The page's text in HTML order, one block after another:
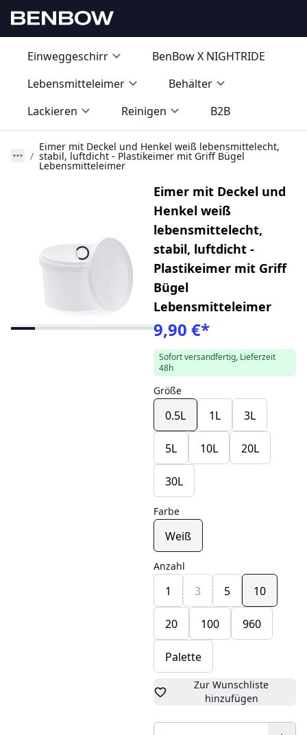
Einweggeschirr
BenBow X NIGHTRIDE
Lebensmitteleimer
Behälter
Lackieren
Reinigen B2B
Eimer mit Deckel und Henkel weiß lebensmittelecht,
stabil, luftdicht - Plastikeimer mit Griff Bügel
Lebensmitteleimer
Eimer mit Deckel und
Henkel weiß
lebensmittelecht,
stabil, luftdicht -
Plastikeimer mit Griff
Bügel
Lebensmitteleimer
9,90 €*
Sofort versandfertig, Lieferzeit
48h
Größe
0.5L 1L 3L
5L 10L 20L
30L
Farbe
Weiß
Anzahl
1 3 5 10
20 100 960
Palette
Zur Wunschliste
hinzufügen